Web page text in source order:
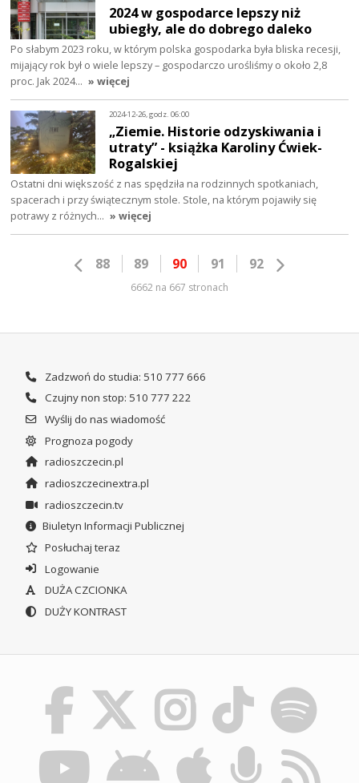
2024 w gospodarce lepszy niż
ubiegły, ale do dobrego daleko
Po słabym 2023 roku, w którym polska gospodarka była bliska recesji,
mijający rok był o wiele lepszy – gospodarczo urośliśmy o około 2,8
proc. Jak 2024… » więcej
2024-12-26, godz. 06:00
„Ziemie. Historie odzyskiwania i
utraty” - książka Karoliny Ćwiek-
Rogalskiej
Ostatni dni większość z nas spędziła na rodzinnych spotkaniach,
spacerach i przy świątecznym stole. Stole, na którym pojawiły się
potrawy z różnych… » więcej
88 89 90 91 92
6662 na 667 stronach
Zadzwoń do studia: 510 777 666
Czujny non stop: 510 777 222
Wyślij do nas wiadomość
Prognoza pogody
radioszczecin.pl
radioszczecinextra.pl
radioszczecin.tv
Biuletyn Informacji Publicznej
Posłuchaj teraz
Logowanie
DUŻA CZCIONKA
DUŻY KONTRAST